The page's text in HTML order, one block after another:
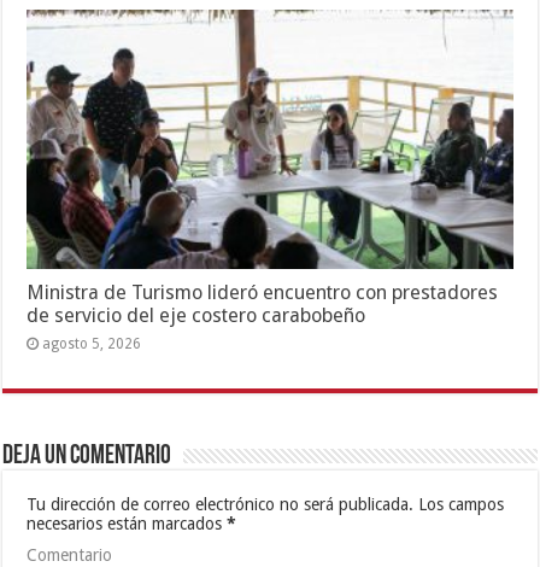
Ministra de Turismo lideró encuentro con prestadores
de servicio del eje costero carabobeño
agosto 5, 2026
Deja un comentario
Tu dirección de correo electrónico no será publicada. Los campos
necesarios están marcados*
Comentario